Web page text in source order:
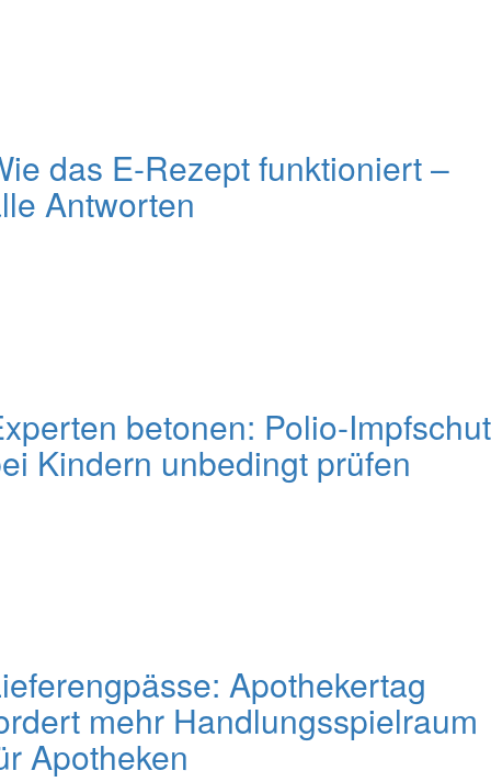
das E-Rezept funktioniert –
Antworten
betonen: Polio-
Kindern unbedingt prüfen
Apothekertag
mehr Handlungsspielraum
Apotheken